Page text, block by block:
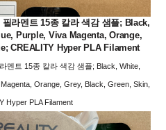
라멘트 15종 칼라 색감 샘플; Black,
Purple, Viva Magenta, Orange,
CREALITY Hyper PLA Filament
멘트 15종 칼라 색감 샘플; Black, White,
Orange, Grey, Black, Green, Skin,
Hyper PLA Filament